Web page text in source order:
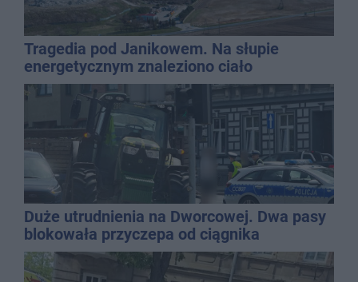
Tragedia pod Janikowem. Na słupie
energetycznym znaleziono ciało
mężczyzny
Duże utrudnienia na Dworcowej. Dwa pasy
blokowała przyczepa od ciągnika